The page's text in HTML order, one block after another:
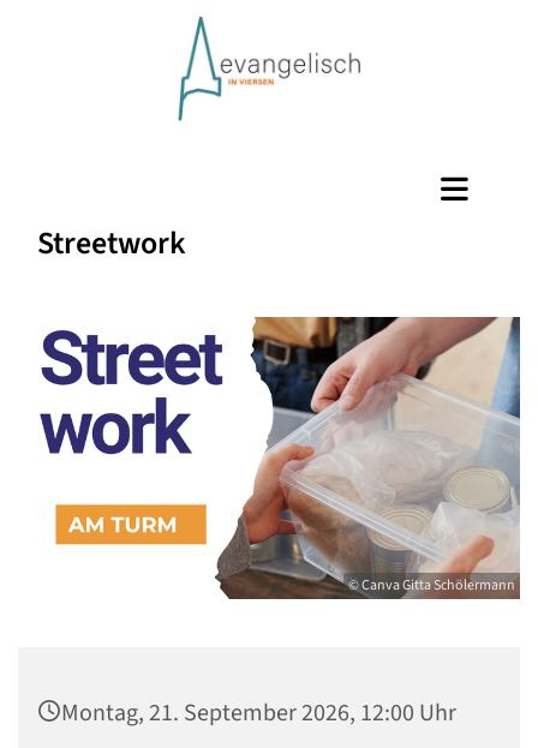
Streetwork
© Canva Gitta Schölermann
Montag, 21. September 2026, 12:00 Uhr